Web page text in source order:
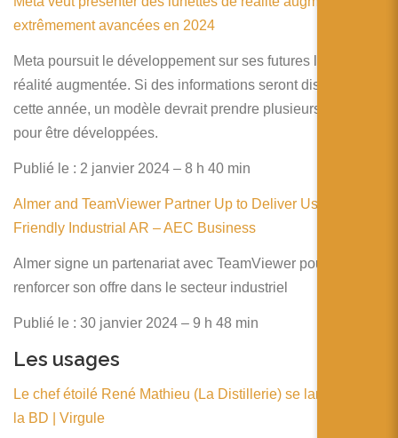
extrêmement avancées en 2024
Meta poursuit le développement sur ses futures lunettes de
réalité augmentée. Si des informations seront disponibles
cette année, un modèle devrait prendre plusieurs années
pour être développées.
Publié le : 2 janvier 2024 – 8 h 40 min
Almer and TeamViewer Partner Up to Deliver User-
Friendly Industrial AR – AEC Business
Almer signe un partenariat avec TeamViewer pour
renforcer son offre dans le secteur industriel
Publié le : 30 janvier 2024 – 9 h 48 min
Les usages
Le chef étoilé René Mathieu (La Distillerie) se lance dans
la BD | Virgule